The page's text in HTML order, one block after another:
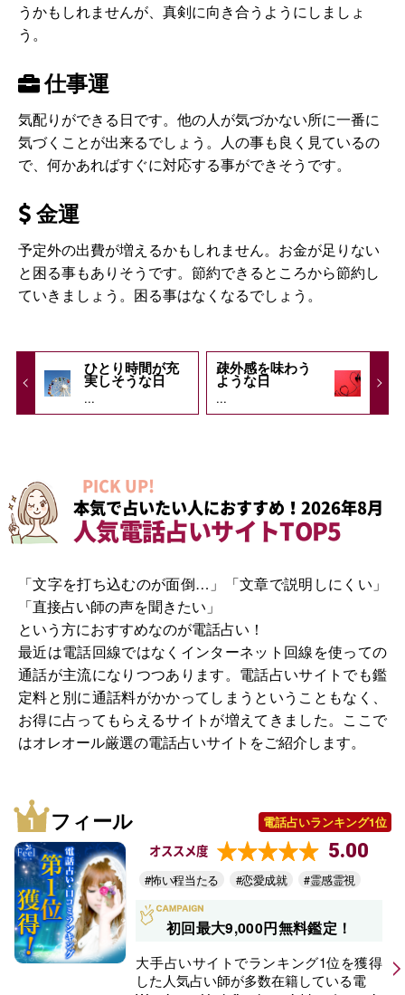
うかもしれませんが、真剣に向き合うようにしましょ
う。
仕事運
気配りができる日です。他の人が気づかない所に一番に
気づくことが出来るでしょう。人の事も良く見ているの
で、何かあればすぐに対応する事ができそうです。
金運
予定外の出費が増えるかもしれません。お金が足りない
と困る事もありそうです。節約できるところから節約し
ていきましょう。困る事はなくなるでしょう。
ひとり時間が充
実しそうな日
...
疎外感を味わう
ような日
...
PICK UP!
本気で占いたい人におすすめ！2026年8月
人気電話占いサイトTOP5
「文字を打ち込むのが面倒…」「文章で説明しにくい」
「直接占い師の声を聞きたい」
という方におすすめなのが電話占い！
最近は電話回線ではなくインターネット回線を使っての
通話が主流になりつつあります。電話占いサイトでも鑑
定料と別に通話料がかかってしまうということもなく、
お得に占ってもらえるサイトが増えてきました。ここで
はオレオール厳選の電話占いサイトをご紹介します。
フィール 電話占いランキング1位
オススメ度 5.00
#怖い程当たる #恋愛成就 #霊感霊視
初回最大9,000円無料鑑定！
大手占いサイトでランキング1位を獲得
した人気占い師が多数在籍している電